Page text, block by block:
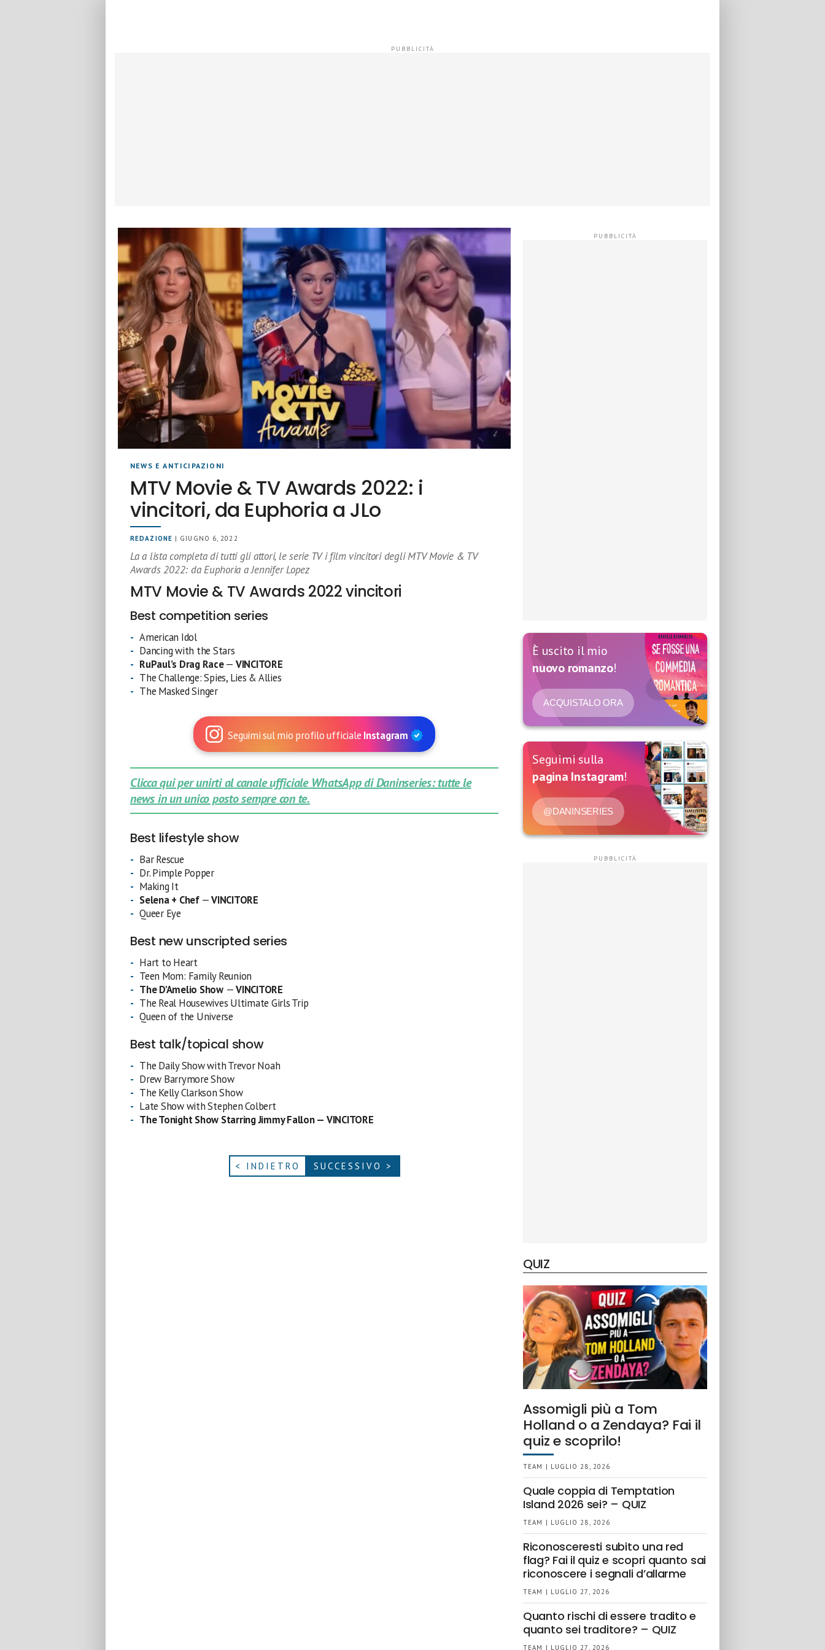
NEWS E ANTICIPAZIONI
MTV Movie & TV Awards 2022: i
vincitori, da Euphoria a JLo
REDAZIONE | GIUGNO 6, 2022
La a lista completa di tutti gli attori, le serie TV i film vincitori degli MTV Movie & TV
Awards 2022: da Euphoria a Jennifer Lopez
MTV Movie & TV Awards 2022 vincitori
Best competition series
American Idol
Dancing with the Stars
RuPaul’s Drag Race— VINCITORE
The Challenge: Spies, Lies & Allies
The Masked Singer
Seguimi sul mio profilo ufficiale Instagram
Clicca qui per unirti al canale ufficiale WhatsApp di Daninseries: tutte le
news in un unico posto sempre con te.
Best lifestyle show
Bar Rescue
Dr. Pimple Popper
Making It
Selena + Chef—VINCITORE
Queer Eye
Best new unscripted series
Hart to Heart
Teen Mom: Family Reunion
The D’Amelio Show —VINCITORE
The Real Housewives Ultimate Girls Trip
Queen of the Universe
Best talk/topical show
The Daily Show with Trevor Noah
Drew Barrymore Show
The Kelly Clarkson Show
Late Show with Stephen Colbert
The Tonight Show Starring Jimmy Fallon — VINCITORE
< INDIETRO SUCCESSIVO >
È uscito il mio
nuovo romanzo!
ACQUISTALO ORA
Seguimi sulla
pagina Instagram!
@DANINSERIES
QUIZ
Assomigli più a Tom
Holland o a Zendaya? Fai il
quiz e scoprilo!
TEAM | LUGLIO 28, 2026
Quale coppia di Temptation
Island 2026 sei? – QUIZ
TEAM | LUGLIO 28, 2026
Riconosceresti subito una red
flag? Fai il quiz e scopri quanto sai
riconoscere i segnali d’allarme
TEAM | LUGLIO 27, 2026
Quanto rischi di essere tradito e
quanto sei traditore? – QUIZ
TEAM | LUGLIO 27, 2026